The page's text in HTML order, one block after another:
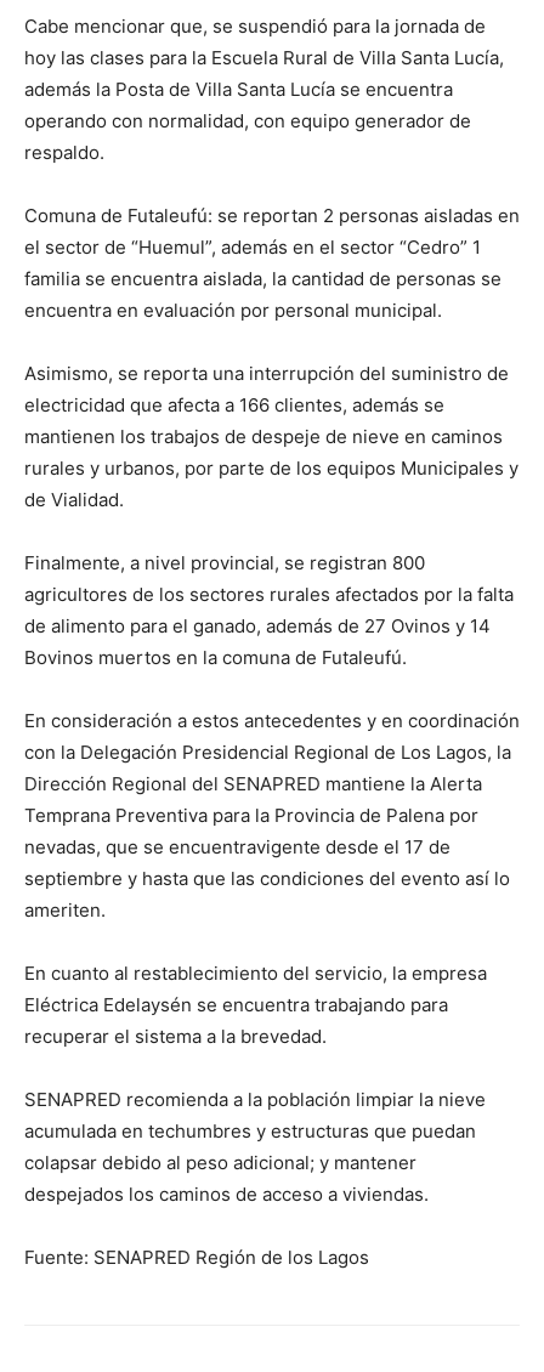
Cabe mencionar que, se suspendió para la jornada de
hoy las clases para la Escuela Rural de Villa Santa Lucía,
además la Posta de Villa Santa Lucía se encuentra
operando con normalidad, con equipo generador de
respaldo.
Comuna de Futaleufú: se reportan 2 personas aisladas en
el sector de “Huemul”, además en el sector “Cedro” 1
familia se encuentra aislada, la cantidad de personas se
encuentra en evaluación por personal municipal.
Asimismo, se reporta una interrupción del suministro de
electricidad que afecta a 166 clientes, además se
mantienen los trabajos de despeje de nieve en caminos
rurales y urbanos, por parte de los equipos Municipales y
de Vialidad.
Finalmente, a nivel provincial, se registran 800
agricultores de los sectores rurales afectados por la falta
de alimento para el ganado, además de 27 Ovinos y 14
Bovinos muertos en la comuna de Futaleufú.
En consideración a estos antecedentes y en coordinación
con la Delegación Presidencial Regional de Los Lagos, la
Dirección Regional del SENAPRED mantiene la Alerta
Temprana Preventiva para la Provincia de Palena por
nevadas, que se encuentravigente desde el 17 de
septiembre y hasta que las condiciones del evento así lo
ameriten.
En cuanto al restablecimiento del servicio, la empresa
Eléctrica Edelaysén se encuentra trabajando para
recuperar el sistema a la brevedad.
SENAPRED recomienda a la población limpiar la nieve
acumulada en techumbres y estructuras que puedan
colapsar debido al peso adicional; y mantener
despejados los caminos de acceso a viviendas.
Fuente: SENAPRED Región de los Lagos